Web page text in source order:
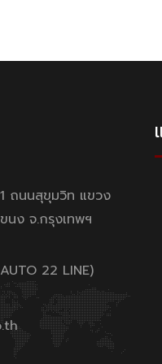
ถนนสุขุมวิท แขวง
นง จ.กรุงเทพฯ
22 LINE)